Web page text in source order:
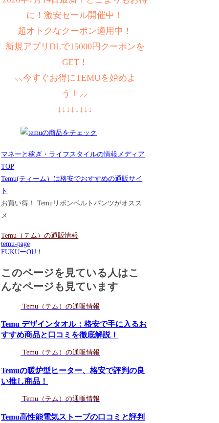
に！激安セール開催中！
超オトクなクーポン適用中！
新規アプリDLで15000円クーポンを
GET！
⸜⸜今すぐお得にTEMUを始めよ
う！⸝⸝
↓↓↓↓↓↓↓↓
マネーと稼ぎ・ライフスタイルの情報メディア
TOP
Temu(ティーム）は格安でおすすめの通販サイ
ト
お買い得！ Temuリボンベルトパンツがオスス
メ
Temu（テム）の通販情報
temu-page
FUKUーOU！
このページを見ている人はこ
んなページも見ています
Temu（テム）の通販情報
Temu デザインタオル：格安で手に入るお
すすめ商品と口コミを徹底解説！
Temu（テム）の通販情報
Temuの暖炉型ヒーター、格安で評判の良
い推し商品！
Temu（テム）の通販情報
Temu高性能電気ストーブの口コミと評判